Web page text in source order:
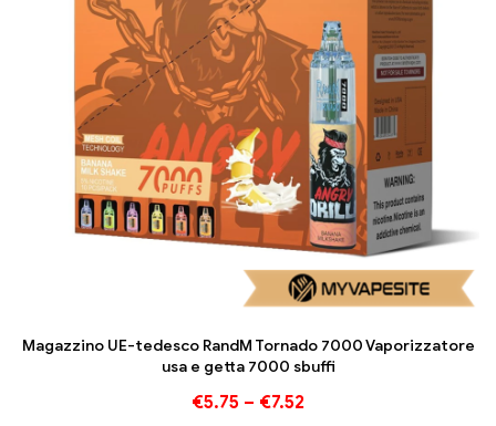
Magazzino UE-tedesco RandM Tornado 7000 Vaporizzatore
usa e getta 7000 sbuffi
€5.75 – €7.52